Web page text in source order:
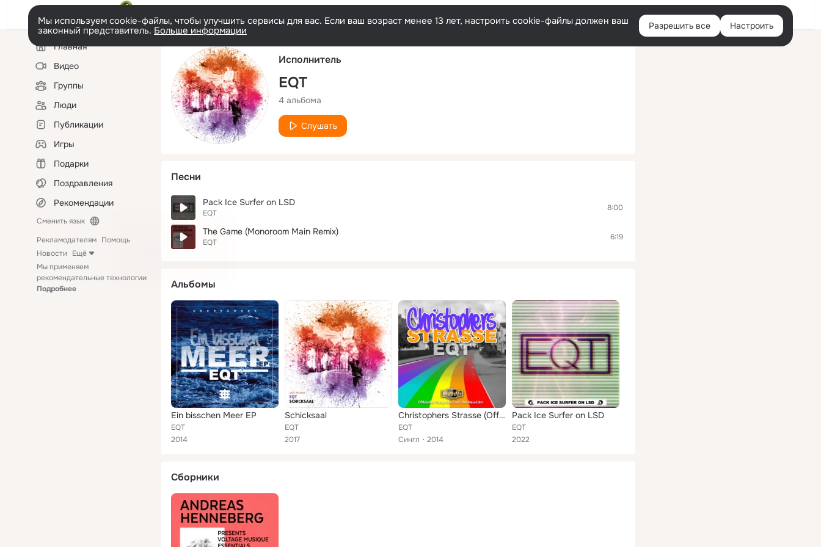
Русский Войти
Мы используем cookie-файлы, чтобы улучшить сервисы для вас. Если ваш возраст менее 13 лет, настроить cookie-файлы должен ваш
законный представитель. Больше информации Разрешить все Настроить
Левая
колонкаГлавная
Видео
Группы
Люди
Публикации
Игры
Подарки
Поздравления
Рекомендации
Сменить язык
Рекламодателям Помощь
Новости Ещё
Мы применяем
рекомендательные технологии
Подробнее
Исполнитель
EQT
4 альбома
Слушать
Песни
Pack Ice Surfer on LSD
EQT
8:00
The Game (Monoroom Main Remix)
EQT
6:19
Альбомы
Ein bisschen Meer EP
EQT
2014
Schicksaal
EQT
2017
Christophers Strasse (Offizieller Song des Csd Ulm.Neu-Ulm)
EQT
Сингл
2014
Pack Ice Surfer on LSD
EQT
2022
Сборники